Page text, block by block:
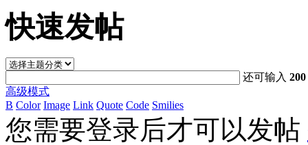
快速发帖
还可输入200
高级模式
B Color Image Link Quote Code Smilies
您需要登录后才可以发帖